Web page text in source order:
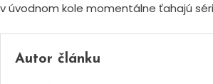
v úvodnom kole momentálne ťahajú
Autor článku